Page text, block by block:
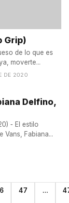
Grip)
de lo que es
moverte...
DE 2020
Delfino,
- El estilo
Vans, Fabiana...
47 ...